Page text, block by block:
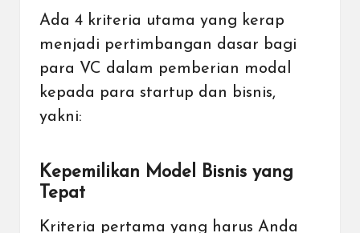
Ada 4 kriteria utama yang kerap
menjadi pertimbangan dasar bagi
para VC dalam pemberian modal
kepada para startup dan bisnis,
yakni:
Kepemilikan Model Bisnis yang
Tepat
Kriteria pertama yang harus Anda